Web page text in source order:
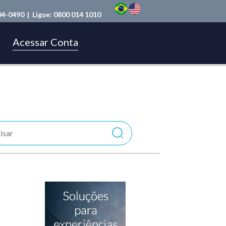
0490 | Ligue: 0800 014 1010
Acessar Conta